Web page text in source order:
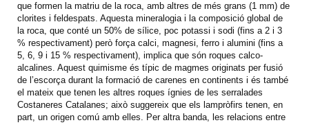
que formen la matriu de la roca, amb altres de més grans (1 mm) de
clorites i feldespats. Aquesta mineralogia i la composició global de
la roca, que conté un 50% de sílice, poc potassi i sodi (fins a 2 i 3
% respectivament) però força calci, magnesi, ferro i alumini (fins a
5, 6, 9 i 15 % respectivament), implica que són roques calco-
alcalines. Aquest quimisme és típic de magmes originats per fusió
de l’escorça durant la formació de carenes en continents i és també
el mateix que tenen les altres roques ígnies de les serralades
Costaneres Catalanes; això suggereix que els lampròfirs tenen, en
part, un origen comú amb elles. Per altra banda, les relacions entre